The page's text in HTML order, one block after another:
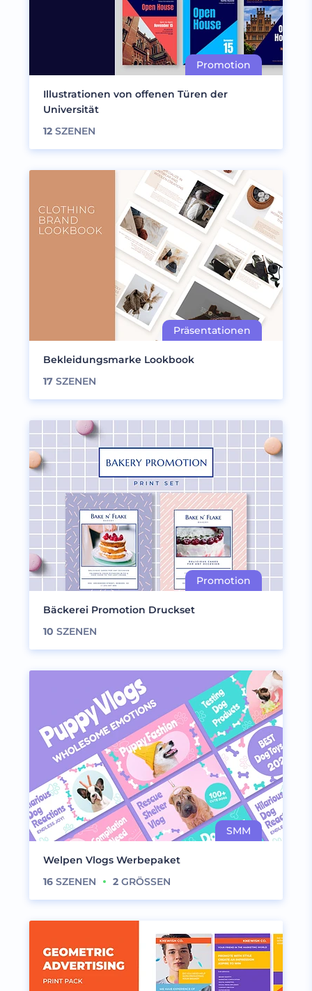
Illustrationen von offenen Türen der
Universität
12 SZENEN
Bekleidungsmarke Lookbook
17 SZENEN
Bäckerei Promotion Druckset
10 SZENEN
Welpen Vlogs Werbepaket
16 SZENEN 2 GRÖSSEN